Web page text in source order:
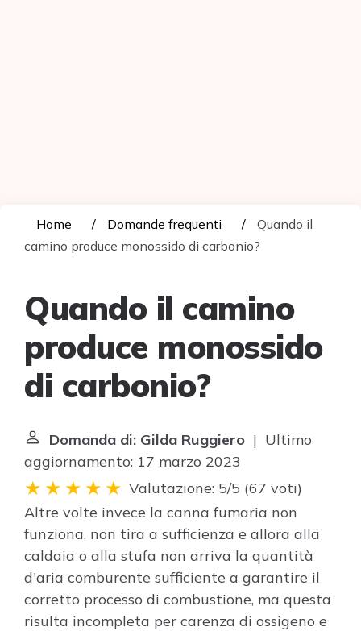
Home Domande frequenti
Quando il
camino produce monossido di carbonio?
Quando il camino
produce monossido
di carbonio?
Domanda di: Gilda Ruggiero | Ultimo
aggiornamento: 17 marzo 2023
Valutazione: 5/5 (67 voti)
Altre volte invece la canna fumaria non
funziona, non tira a sufficienza e allora alla
caldaia o alla stufa non arriva la quantità
d'aria comburente sufficiente a garantire il
corretto processo di combustione, ma questa
risulta incompleta per carenza di ossigeno e